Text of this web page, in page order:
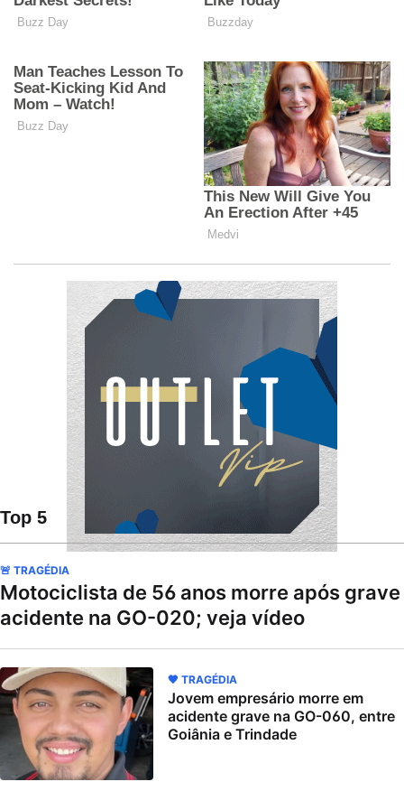
Top 5
🚨 TRAGÉDIA
Motociclista de 56 anos morre após grave
acidente na GO-020; veja vídeo
🖤 TRAGÉDIA
Jovem empresário morre em
acidente grave na GO-060, entre
Goiânia e Trindade